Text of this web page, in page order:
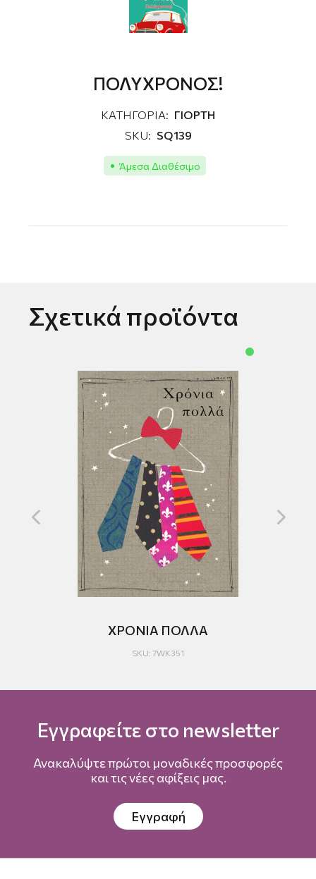
ΠΟΛΥΧΡΟΝΟΣ!
ΚΑΤΗΓΟΡΙΑ: ΓΙΟΡΤΗ
SKU: SQ139
Άμεσα Διαθέσιμο
Σχετικά προϊόντα
ΧΡΟΝΙΑ ΠΟΛΛΑ
SKU: 7WK351
Εγγραφείτε στο newsletter
Ανακαλύψτε πρώτοι μοναδικές προσφορές
και τις νέες αφίξεις μας.
Εγγραφή